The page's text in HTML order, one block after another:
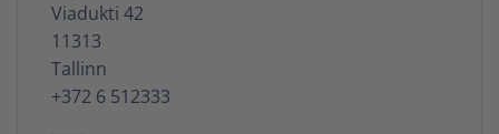
Viadukti 42
11313
Tallinn
+372 6 512333